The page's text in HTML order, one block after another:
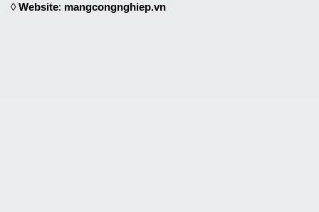
◊Website: mangcongnghiep.vn